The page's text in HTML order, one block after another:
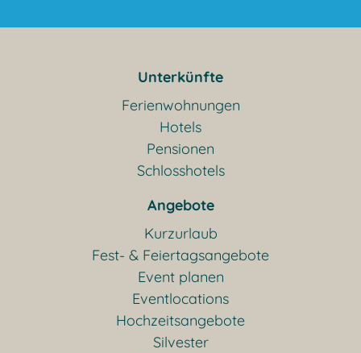
Unterkünfte
Ferienwohnungen
Hotels
Pensionen
Schlosshotels
Angebote
Kurzurlaub
Fest- & Feiertagsangebote
Event planen
Eventlocations
Hochzeitsangebote
Silvester